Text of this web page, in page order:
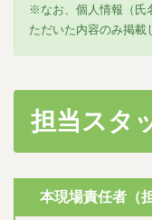
※なお、個人情報（氏
ただいた内容のみ掲載
担当スタ
本現場責任者（